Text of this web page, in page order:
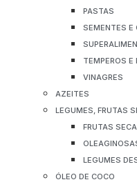
PASTAS
SEMENTES E
TEMPEROS E
VINAGRES
AZEITES
LEGUMES, FRUTAS
FRUTAS
LEGUMES
ÓLEO DE COCO